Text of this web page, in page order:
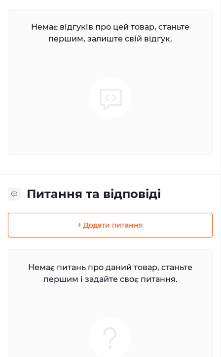
Немає відгуків про цей товар, станьте
першим, залиште свій відгук.
Питання та відповіді
+ Додати питання
Немає питань про даний товар, станьте
першим і задайте своє питання.